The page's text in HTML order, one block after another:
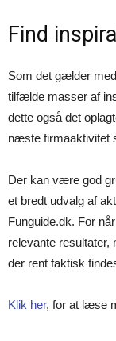
Find
Som det gælder
tilfælde masser af
dette også det
næste firmaaktivitet
Der kan være god
et bredt udvalg af
Funguide.dk. For
relevante resultater,
der rent faktisk
Klik her, for at læse